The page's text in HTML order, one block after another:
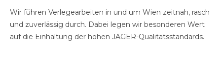
Wir führen Verlegearbeiten in und um Wien zeitnah, rasch
und zuverlässig durch. Dabei legen wir besonderen Wert
auf die Einhaltung der hohen JÄGER-Qualitätsstandards.